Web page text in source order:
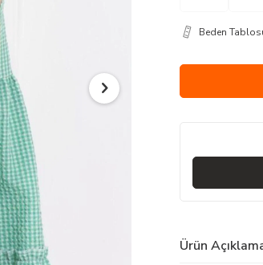
Beden
Ürün